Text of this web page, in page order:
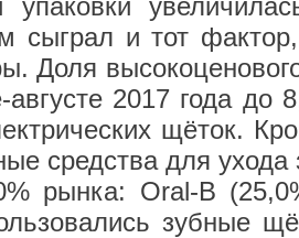
упаковки
и тот
Доля
2017 года до
щёток.
средства для ухода
рынка: Oral-B
зубные